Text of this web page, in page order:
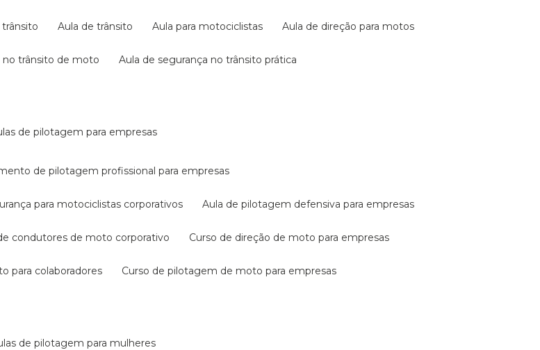
trânsito aula de trânsito aula para motociclistas aula de direção para motos
no trânsito de moto aula de segurança no trânsito prática
de pilotagem para empresas
de pilotagem profissional para empresas
para motociclistas corporativos aula de pilotagem defensiva para empresas
condutores de moto corporativo curso de direção de moto para empresas
para colaboradores curso de pilotagem de moto para empresas
de pilotagem para mulheres